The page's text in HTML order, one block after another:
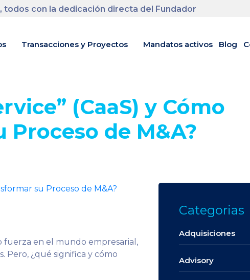
todos con la dedicación directa del Fundador
Transacciones y Proyectos Mandatos activos Blog
(CaaS) y Cómo
de M&A?
fuerza en el mundo empresarial,
Pero, ¿qué significa y cómo
Categorias
Adquisiciones
Advisory